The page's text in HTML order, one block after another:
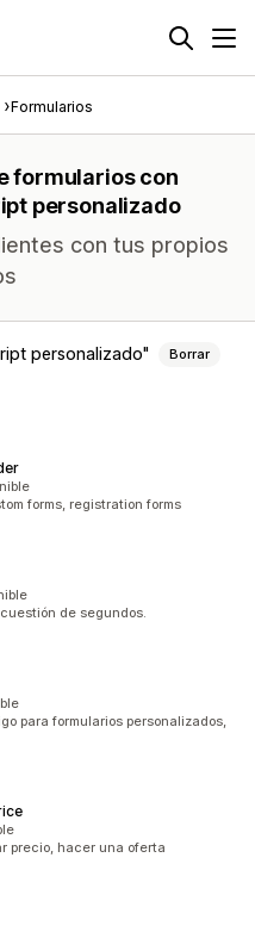
Formularios
formularios con
personalizado
con tus propios
personalizado Borrar
forms, registration forms
de segundos.
para formularios personalizados,
precio, hacer una oferta